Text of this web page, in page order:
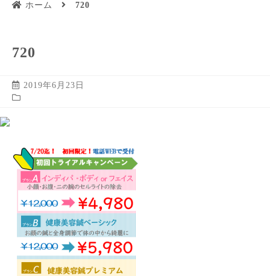
ホーム 720
720
2019年6月23日